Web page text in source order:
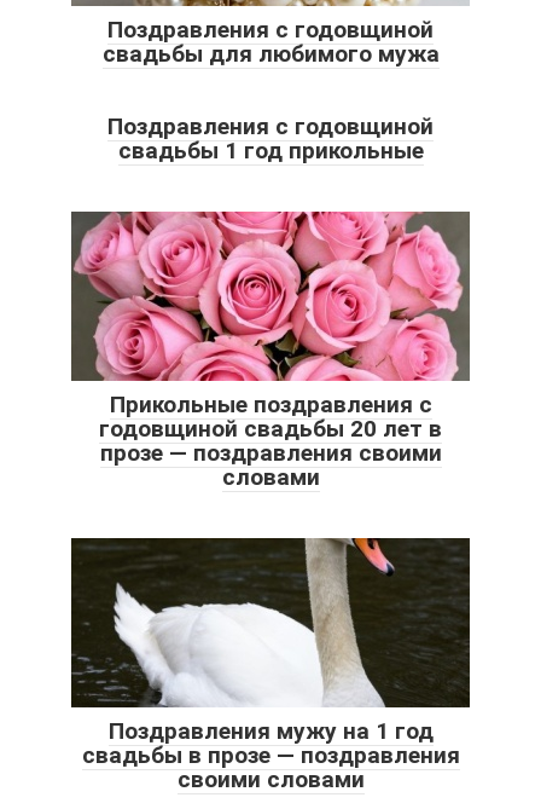
Поздравления с годовщиной
свадьбы для любимого мужа
Поздравления с годовщиной
свадьбы 1 год прикольные
Прикольные поздравления с
годовщиной свадьбы 20 лет в
прозе — поздравления своими
словами
Поздравления мужу на 1 год
свадьбы в прозе — поздравления
своими словами